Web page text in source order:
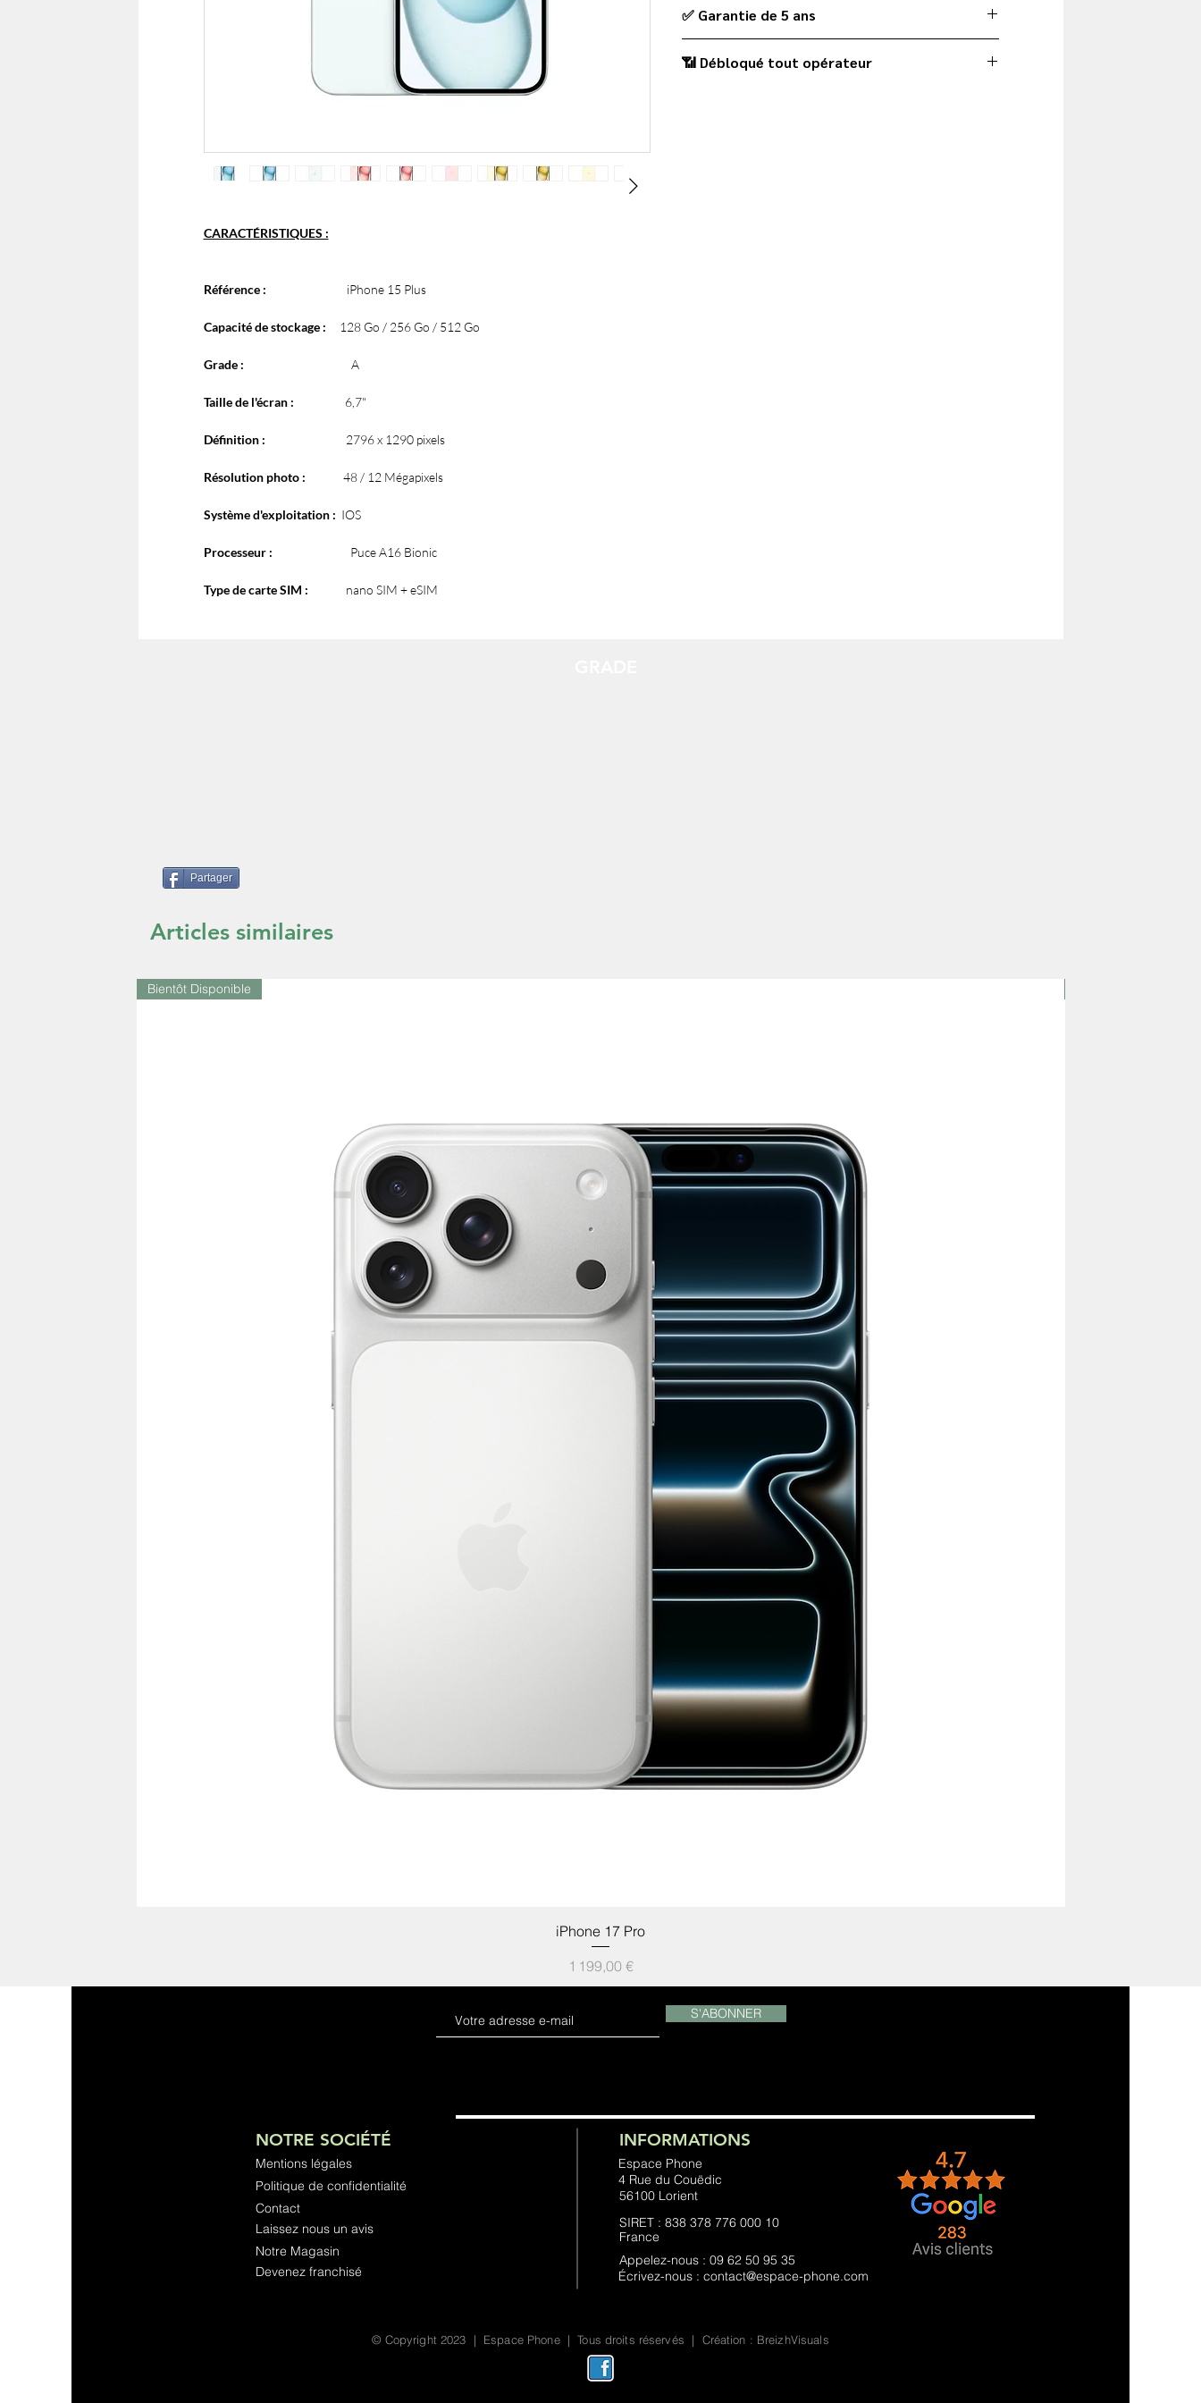
CARACTÉRISTIQUES :
Référence : iPhone 15 Plus
Capacité de stockage : 128 Go / 256 Go / 512 Go
Grade : A
Taille de l'écran : 6,7"
Définition : 2796 x 1290 pixels
Résolution photo : 48 / 12 Mégapixels
Système d'exploitation : IOS
Processeur : Puce A16 Bionic
Type de carte SIM : nano SIM + eSIM
✅ Garantie de 5 ans
📶 Débloqué tout opérateur
Partager
Articles similaires
Aperçu rapide
Bientôt Disponible
iPhone 17 Pro
Prix
1 199,00 €
S'ABONNER
NOTRE SOCIÉTÉ INFORMATIONS
Mentions légales
Politique de confidentialité
Contact
Laissez nous un avis
Notre Magasin
Devenez franchisé
Espace Phone
4 Rue du Couëdic
56100 Lorient
SIRET : 838 378 776 000 10
France
Appelez-nous : 09 62 50 95 35
Écrivez-nous : contact@espace-phone.com
© Copyright 2023 | Espace Phone | Tous droits réservés | Création : BreizhVisuals